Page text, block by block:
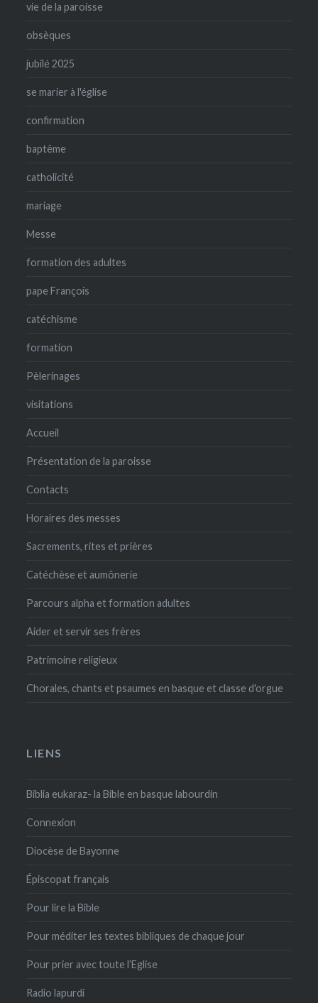
vie de la paroisse
obsèques
jubilé 2025
se marier à l'église
confirmation
baptême
catholicité
mariage
Messe
formation des adultes
pape François
catéchisme
formation
Pèlerinages
visitations
Accueil
Présentation de la paroisse
Contacts
Horaires des messes
Sacrements, rites et prières
Catéchèse et aumônerie
Parcours alpha et formation adultes
Aider et servir ses frères
Patrimoine religieux
Chorales, chants et psaumes en basque et classe d'orgue
LIENS
Biblia eukaraz- la Bible en basque labourdin
Connexion
Diocèse de Bayonne
Épiscopat français
Pour lire la Bible
Pour méditer les textes bibliques de chaque jour
Pour prier avec toute l’Eglise
Radio lapurdi